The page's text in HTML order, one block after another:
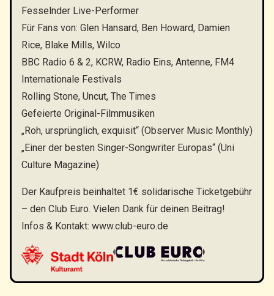
Fesselnder Live-Performer
Für Fans von: Glen Hansard, Ben Howard, Damien
Rice, Blake Mills, Wilco
BBC Radio 6 & 2, KCRW, Radio Eins, Antenne, FM4
Internationale Festivals
Rolling Stone, Uncut, The Times
Gefeierte Original-Filmmusiken
„Roh, ursprünglich, exquisit“ (Observer Music Monthly)
„Einer der besten Singer-Songwriter Europas“ (Uni
Culture Magazine)
Der Kaufpreis beinhaltet 1€ solidarische Ticketgebühr
– den Club Euro. Vielen Dank für deinen Beitrag!
Infos & Kontakt: www.club-euro.de